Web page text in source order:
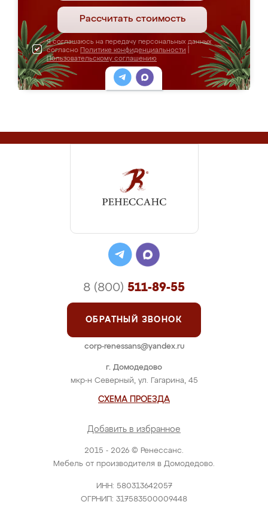
Рассчитать стоимость
Я соглашаюсь на передачу персональных данных
согласно Политике конфиденциальности
Пользовательскому соглашению
2015 - 2026 © Ренессанс.
Мебель от производителя в Домодедово.
ИНН: 580313642057
ОГРНИП: 317583500009448
г. Домодедово
мкр-н Северный, ул. Гагарина, 45
СХЕМА ПРОЕЗДА
Добавить в избранное
8 (800) 511-89-55
ОБРАТНЫЙ ЗВОНОК
corp-renessans@yandex.ru